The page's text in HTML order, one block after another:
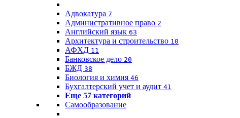
Адвокатура 7
Административное право 2
Английский язык 63
Архитектура и строительство 10
АФХД 11
Банковское дело 20
БЖД 38
Биология и химия 46
Бухгалтерский учет и аудит 41
Еще 57 категорий
Самообразование